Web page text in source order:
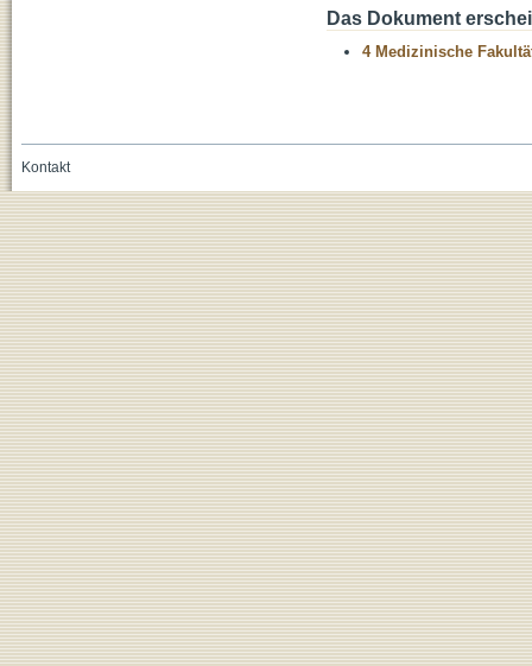
Das Dokument
4 Medizinische
Kontakt